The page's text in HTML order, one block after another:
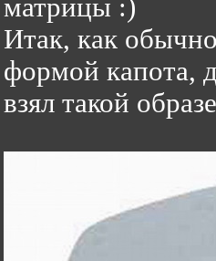
матрицы :)
Итак, как
формой капота,
взял такой